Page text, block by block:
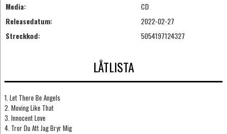
Media:
CD
Releasedatum:
2022-02-27
Streckkod:
5054197124327
LÅTLISTA
1. Let There Be Angels
2. Moving Like That
3. Innocent Love
4. Tror Du Att Jag Bryr Mig